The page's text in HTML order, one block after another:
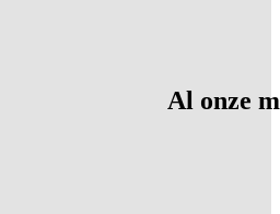
Al onze